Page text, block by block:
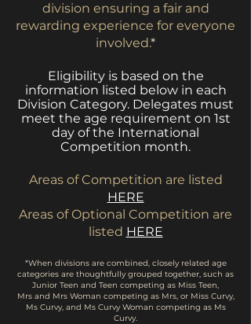
division ensuring a fair and
rewarding experience for everyone
involved.*
Eligibility is based on the
information listed below in each
Division Category. Delegates must
meet the age requirement on 1st
day of the International
Competition month.
Areas of Competition are listed
HERE
Areas of Optional Competition are
listed HERE
*When divisions are combined, closely related age
categories are thoughtfully grouped together, such as
Junior Teen and Teen competing as Miss Teen,
Mrs and Mrs Woman competing as Mrs, or Miss Curvy,
Ms Curvy, and Ms Curvy Woman competing as Ms
Curvy.